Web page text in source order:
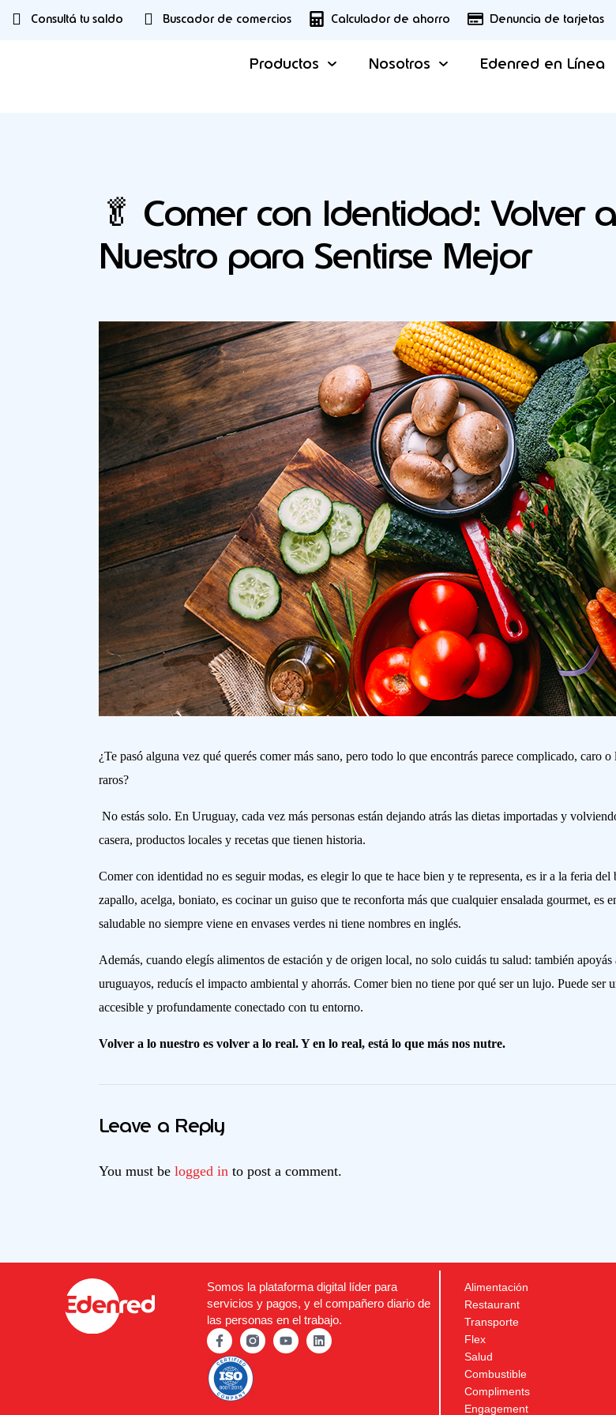
Consultá tu saldo Buscador de comercios Calculador de ahorro Denuncia de tarjetas
Productos Nosotros Edenred en Línea
🥬 Comer con Identidad: Volver
Nuestro para Sentirse Mejor
¿Te pasó alguna vez qué querés comer más sano, pero todo lo que encontrás parece complicado, caro
raros?
No estás solo. En Uruguay, cada vez más personas están dejando atrás las dietas importadas y
casera, productos locales y recetas que tienen historia.
Comer con identidad no es seguir modas, es elegir lo que te hace bien y te representa, es ir a la feria
zapallo, acelga, boniato, es cocinar un guiso que te reconforta más que cualquier ensalada gourmet, es
saludable no siempre viene en envases verdes ni tiene nombres en inglés.
Además, cuando elegís alimentos de estación y de origen local, no solo cuidás tu salud: también apoyás
uruguayos, reducís el impacto ambiental y ahorrás. Comer bien no tiene por qué ser un lujo. Puede ser
accesible y profundamente conectado con tu entorno.
Volver a lo nuestro es volver a lo real. Y en lo real, está lo que más nos nutre.
Leave a Reply
You must be logged into post a comment.
Somos la plataforma digital líder para
servicios y pagos, y el compañero diario de
las personas en el trabajo.
Alimentación
Restaurant
Transporte
Flex
Salud
Combustible
Compliments
Engagement